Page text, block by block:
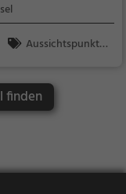
Aussichtspunkt, F
r
finden